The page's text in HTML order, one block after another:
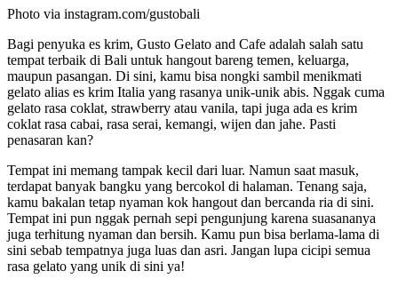
Photo via instagram.com/gustobali
Bagi penyuka es krim, Gusto Gelato and Cafe adalah salah satu
tempat terbaik di Bali untuk hangout bareng temen, keluarga,
maupun pasangan. Di sini, kamu bisa nongki sambil menikmati
gelato alias es krim Italia yang rasanya unik-unik abis. Nggak cuma
gelato rasa coklat, strawberry atau vanila, tapi juga ada es krim
coklat rasa cabai, rasa serai, kemangi, wijen dan jahe. Pasti
penasaran kan?
Tempat ini memang tampak kecil dari luar. Namun saat masuk,
terdapat banyak bangku yang bercokol di halaman. Tenang saja,
kamu bakalan tetap nyaman kok hangout dan bercanda ria di sini.
Tempat ini pun nggak pernah sepi pengunjung karena suasananya
juga terhitung nyaman dan bersih. Kamu pun bisa berlama-lama di
sini sebab tempatnya juga luas dan asri. Jangan lupa cicipi semua
rasa gelato yang unik di sini ya!